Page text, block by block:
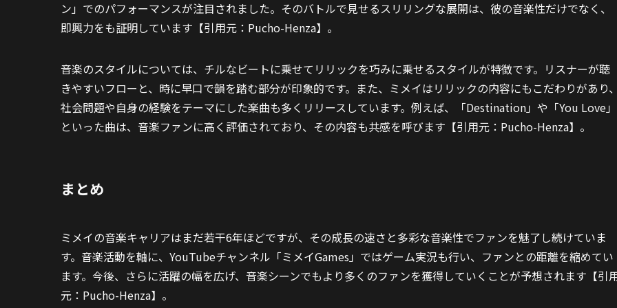
ン」でのパフォーマンスが注目されました。そのバトルで見せるスリリングな展開は、彼の音楽性だけでなく、
即興力をも証明しています【引用元：Pucho-Henza】。
音楽のスタイルについては、チルなビートに乗せてリリックを巧みに乗せるスタイルが特徴です。リスナーが聴
きやすいフローと、時に早口で韻を踏む部分が印象的です。また、ミメイはリリックの内容にもこだわりがあり
社会問題や自身の経験をテーマにした楽曲も多くリリースしています。例えば、「Destination」や「You Love」
といった曲は、音楽ファンに高く評価されており、その内容も共感を呼びます【引用元：Pucho-Henza】。
まとめ
ミメイの音楽キャリアはまだ若干6年ほどですが、その成長の速さと多彩な音楽性でファンを魅了し続けていま
す。音楽活動を軸に、YouTubeチャンネル「ミメイGames」ではゲーム実況も行い、ファンとの距離を縮めてい
ます。今後、さらに活躍の幅を広げ、音楽シーンでもより多くのファンを獲得していくことが予想されます【引
元：Pucho-Henza】。